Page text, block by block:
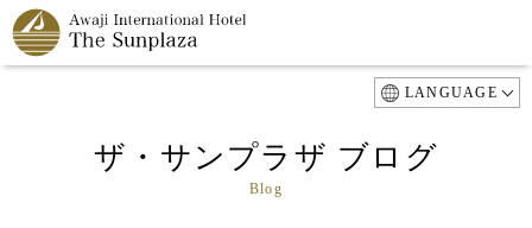
LANGUAGE
ザ・サンプラザ ブログ
Blog